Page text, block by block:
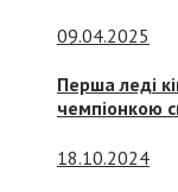
09.04.2025
Перша леді
чемпіонкою
18.10.2024